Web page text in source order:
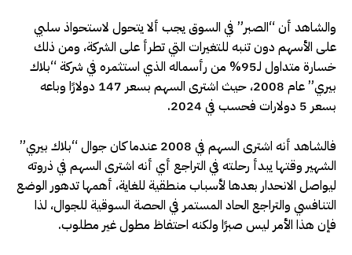
والشاهد أن “الصبر” في السوق يجب ألا يتحول لاستحواذ سلبي
على الأسهم دون تنبه للتغيرات التي تطرأ على الشركة، ومن ذلك
خسارة متداول لـ95% من رأسماله الذي استثمره في شركة “بلاك
بيري” عام 2008، حيث اشترى السهم بسعر 147 دولارًا وباعه
بسعر 5 دولارات فحسب في 2024.
فالشاهد أنه اشترى السهم في 2008 عندما كان جوال “بلاك بيري”
الشهير وقتها يبدأ رحلته في التراجع أي أنه اشترى السهم في ذروته
ليواصل الانحدار بعدها لأسباب منطقية للغاية، أهمها تدهور الوضع
التنافسي والتراجع الحاد المستمر في الحصة السوقية للجوال، لذا
فإن هذا الأمر ليس صبرًا ولكنه احتفاظ مطول غير مطلوب.